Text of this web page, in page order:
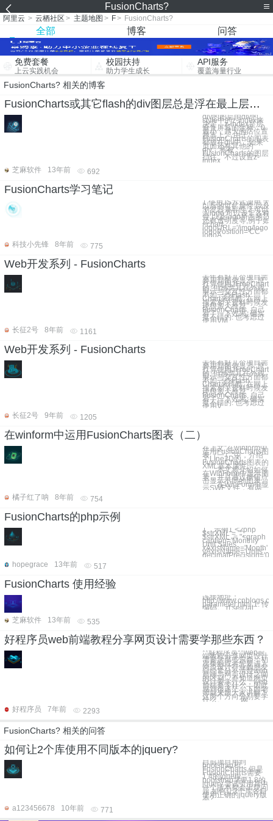
FusionCharts?
阿里云 > 云栖社区 > 主题地图 > F> FusionCharts?
全部 博客 问答
免费套餐
上云实践机会
校园扶持
助力学生成长
API服务
覆盖海量行业
FusionCharts? 相关的博客
FusionCharts或其它flash的div图层总是浮在最上层？ (转)
div的图层由div的
style中的z-index来
决定，z-index是层
垂直屏幕的坐标，0
最小，越大的话位置
越靠上。 由于
FusionCharts的图表
都放在div中，如果
页面还有其他的
div，将被
FusionCharts的图层
挡住。不过设置z-
index
芝麻软件
13年前 692
FusionCharts学习笔记
1 使用JS方式调用,为
以后的可扩展性,以及
浏览器兼容性 2 可以
入logo,可以设定各种
置,以及logo所占的范
还有透明度等,例子如
<chart
logoURL='/img/
logoPosition='CC'
logoA
科技小先锋
8年前 775
Web开发系列 - FusionCharts
去年有好几个项目需
要用到图表显示, 原
打算使用JFreeChart
的, 但感觉其在外观
展示与交互性方面都
不如一些Flash
Chart来得酷, 在网上
搜索相关资料时候发
现很多人推荐
FusionCharts, 自己
看了一下效果, 确实
挺不错的. 也考虑过
使用VM
长征2号
8年前 1161
Web开发系列 - FusionCharts
去年有好几个项目需
要用到图表显示, 原
打算使用JFreeChart
的, 但感觉其在外观
展示与交互性方面都
不如一些Flash
Chart来得酷, 在网上
搜索相关资料时候发
现很多人推荐
FusionCharts, 自己
看了一下效果, 确实
挺不错的. 也考虑过
使用V
长征2号
9年前 1205
在winform中运用FusionCharts图表（二）
在上文“在winform中
运用FusionCharts图
表（一）”中，介绍
了Line2D的
FusionCharts图表的
XML基本属性。
本文将介绍如何
在WinForm中显示图
表，并且通过按钮点
击显示不同的图表。
在WinForm中显
示SWF文件，有两
橘子红了呐
8年前 754
FusionCharts的php示例
1、示例1 <?php
$strXML = "";
$strXML .= "<graph
caption='Monthly
Unit Sales'
xAxisName='Month'
yAxisName='Units'
decimalPrecision='0
hopegrace
13年前 517
FusionCharts 使用经验
连接地址：
http://
parameter.html 1.
编码。 rt.setDat
芝麻软件
13年前 535
好程序员web前端教程分享网页设计需要学那些东西？
**好程序员**web前
端教程分享网页设计
需要学那些东西：初
次接触或者想要进入
网页设计行业的朋友
会经常分不清楚web
前端与网页设计之间
的区别，不知道网页
设计要学什么，web
前端要学什么，因此
感到很迷茫，下面老
师就来跟大家讲解下
这两个方向分别要学
什么。 网
好程序员
7年前 2293
FusionCharts? 相关的问答
如何让2个库使用不同版本的jquery?
目前项目用到
bootstrap和
FusionCharts,但是
FusionCharts需要
1.4的jquery,
bootstrap需要1.8的
jquery.尝试引用其中
一个版本都会出现问
题.如何让2个库各自
使用正确的jquery版
本?
a123456678
10年前 771